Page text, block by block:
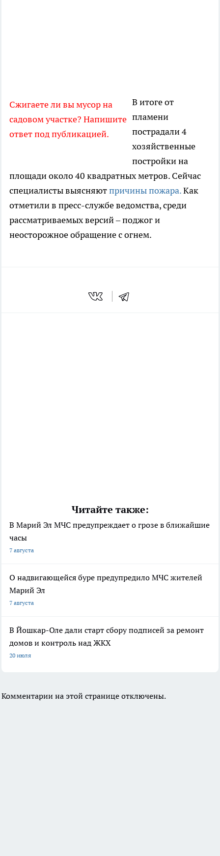
Сжигаете ли вы мусор на
садовом участке? Напишите
ответ под публикацией.
В итоге от
пламени
пострадали 4
хозяйственные
постройки на
площади около 40 квадратных метров. Сейчас
специалисты выясняютпричины пожара.Как
отметили в пресс-службе ведомства, среди
рассматриваемых версий – поджог и
неосторожное обращение с огнем.
Читайте также:
В Марий Эл МЧС предупреждает о грозе в ближайшие
часы
7 августа
О надвигающейся буре предупредило МЧС жителей
Марий Эл
7 августа
В Йошкар-Оле дали старт сбору подписей за ремонт
домов и контроль над ЖКХ
20 июля
Комментарии на этой странице отключены.